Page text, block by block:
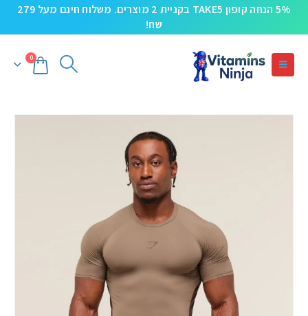
5% הנחה קופון TAKE5 בקניית 2 מוצרים. משלוח חינם מעל 279
שח!
0